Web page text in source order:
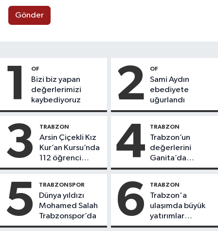
Gönder
1 OF
Bizi biz yapan
değerlerimizi
kaybediyoruz
2 OF
Sami Aydın
ebediyete
uğurlandı
3 TRABZON
Arsin Çiçekli Kız
Kur’an Kursu’nda
112 öğrenci
icazet aldı
4 TRABZON
Trabzon’un
değerlerini
Ganita’da
yaşatıyoruz
5 TRABZONSPOR
Dünya yıldızı
Mohamed Salah
Trabzonspor’da
6 TRABZON
Trabzon'a
ulaşımda büyük
yatırımlar
yapılıyor